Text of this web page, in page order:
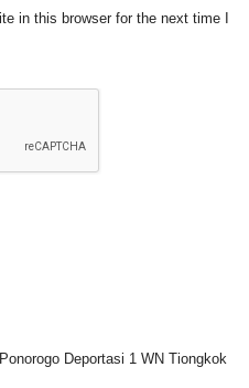
in this browser for the next time I
Deportasi 1 WN Tiongkok